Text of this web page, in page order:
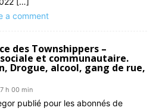
a comment
des Townshippers –
et communautaire.
Drogue, alcool, gang de rue,
h 00 min
publié pour les abonnés de